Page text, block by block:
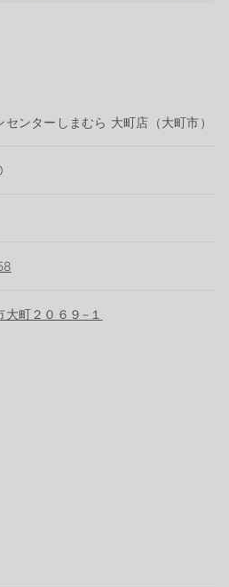
センターしまむら 大町店（大町市）
町２０６９−１